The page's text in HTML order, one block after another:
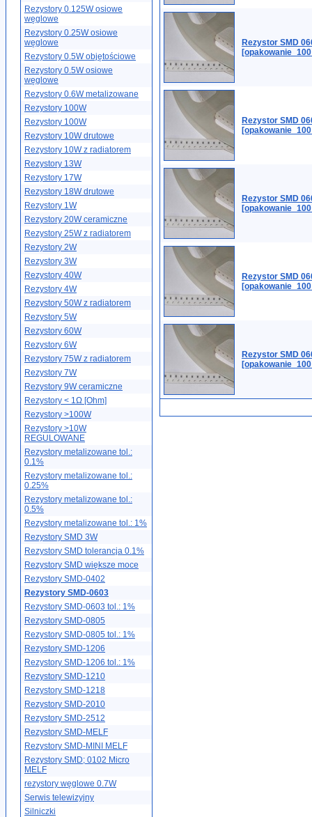
Rezystory 0.125W osiowe
węglowe
Rezystory 0.25W osiowe
węglowe
Rezystory 0.5W objętościowe
Rezystory 0.5W osiowe
węglowe
Rezystory 0.6W metalizowane
Rezystory 100W
Rezystory 100W
Rezystory 10W drutowe
Rezystory 10W z radiatorem
Rezystory 13W
Rezystory 17W
Rezystory 18W drutowe
Rezystory 1W
Rezystory 20W ceramiczne
Rezystory 25W z radiatorem
Rezystory 2W
Rezystory 3W
Rezystory 40W
Rezystory 4W
Rezystory 50W z radiatorem
Rezystory 5W
Rezystory 60W
Rezystory 6W
Rezystory 75W z radiatorem
Rezystory 7W
Rezystory 9W ceramiczne
Rezystory < 1Ω [Ohm]
Rezystory >100W
Rezystory >10W
REGULOWANE
Rezystory metalizowane tol.:
0.1%
Rezystory metalizowane tol.:
0.25%
Rezystory metalizowane tol.:
0.5%
Rezystory metalizowane tol.: 1%
Rezystory SMD 3W
Rezystory SMD tolerancja 0.1%
Rezystory SMD większe moce
Rezystory SMD-0402
Rezystory SMD-0603
Rezystory SMD-0603 tol.: 1%
Rezystory SMD-0805
Rezystory SMD-0805 tol.: 1%
Rezystory SMD-1206
Rezystory SMD-1206 tol.: 1%
Rezystory SMD-1210
Rezystory SMD-1218
Rezystory SMD-2010
Rezystory SMD-2512
Rezystory SMD-MELF
Rezystory SMD-MINI MELF
Rezystory SMD; 0102 Micro
MELF
rezystory węglowe 0.7W
Serwis telewizyjny
Silniczki
Rezystor SMD
Rezystor SMD
Rezystor SMD
Rezystor SMD
Rezystor SMD